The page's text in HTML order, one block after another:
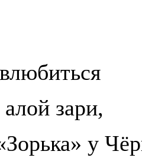
зари,
у